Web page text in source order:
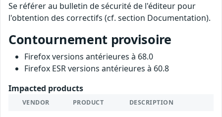
Se référer au bulletin de sécurité de l'éditeur pour
l'obtention des correctifs (cf. section Documentation).
Contournement provisoire
Firefox versions antérieures à 68.0
Firefox ESR versions antérieures à 60.8
Impacted products
VENDOR PRODUCT DESCRIPTION